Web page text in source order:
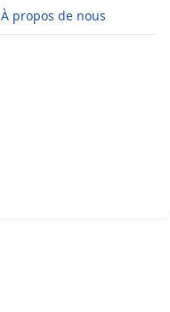
À propos de nous